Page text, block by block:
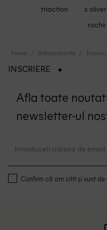
triaction
s
Femei Imbracaminte Tricouri
INSCRIERE
Afla toate
newsletter-ul
Confirm că am citit și sunt de